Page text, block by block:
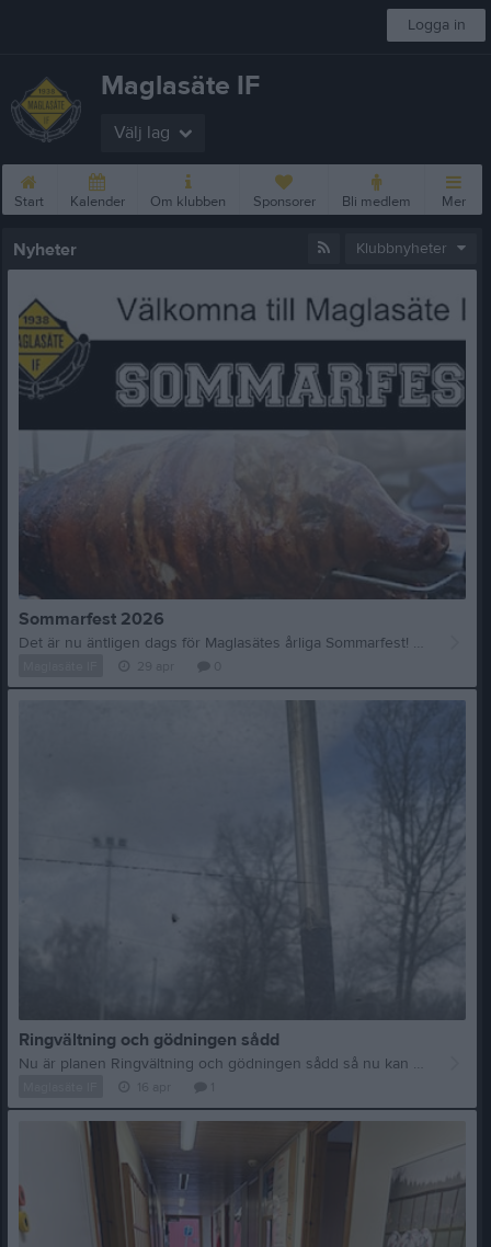
Logga in
Maglasäte IF
Välj lag
Start Kalender Om klubben Sponsorer Bli medlem Mer
Nyheter Klubbnyheter
Sommarfest 2026
Det är nu äntligen dags för Maglasätes årliga Sommarfest! Datum: 2026-05-30 kl. 18:00 Plats: Svanvallen, Maglasäte Mat: Helstekt gris med tillbehör, dryck kaffe och kaka. Medtag egen alkoholhaltig dryck om så önskas. Pris: Vuxen 250kr, barn 100kr. Betalas via Swish 123 085 41 33 Skriv hur många vuxna respektive barn som kommer samt allas namn. Meddela även om ni inte äter gris. Anmälan senast 15 maj. Anmälan är bindande
Ringvältning och gödningen sådd
Nu är planen Ringvältning och gödningen sådd så nu kan det regna så gräset kommer igång